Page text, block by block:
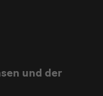
und der